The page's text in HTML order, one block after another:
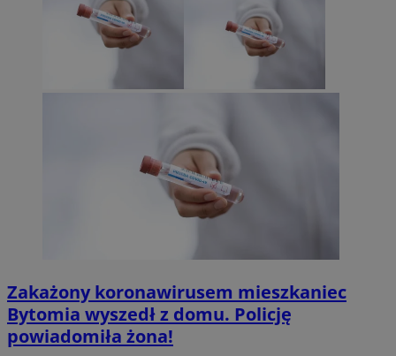
Zakażony koronawirusem mieszkaniec
Bytomia wyszedł z domu. Policję
powiadomiła żona!